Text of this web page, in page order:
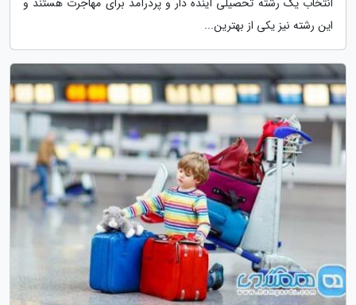
این رشته نیز یکی از بهترین...